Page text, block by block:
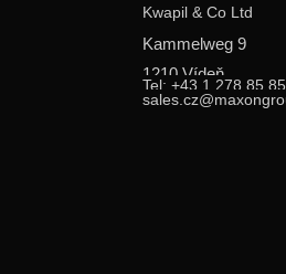
Kwapil & Co Ltd
Kammelweg 9
1210 Vídeň
Tel: +43 1 278 85 85